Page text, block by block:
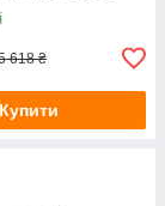
618 ₴
Купити